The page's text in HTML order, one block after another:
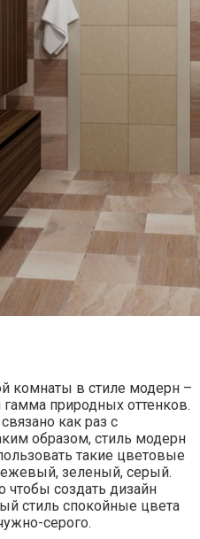
комнаты в стиле модерн –
природных оттенков.
как раз с
образом, стиль модерн
такие цветовые
зеленый, серый.
чтобы создать дизайн
стиль спокойные цвета
серого.